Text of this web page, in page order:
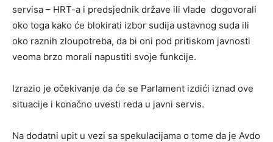
servisa – HRT-a i predsjednik države ili vlade dogovorali
oko toga kako će blokirati izbor sudija ustavnog suda ili
oko raznih zloupotreba, da bi oni pod pritiskom javnosti
veoma brzo morali napustiti svoje funkcije.
Izrazio je očekivanje da će se Parlament izdići iznad ove
situacije i konačno uvesti reda u javni servis.
Na dodatni upit u vezi sa spekulacijama o tome da je Avdo